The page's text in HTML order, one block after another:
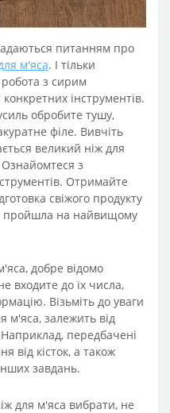
питанням про
м'яса. І тільки
з сирим
інструментів.
обробите тушу,
філе. Вивчіть
великий ніж для
з
Отримайте
свіжого продукту
пройшла на найвищому
добре відомо
входите до їх числа,
Візьміть до уваги
м'яса, залежить від
передбачені
від кісток, а також
завдань.
для м'яса вибрати, не